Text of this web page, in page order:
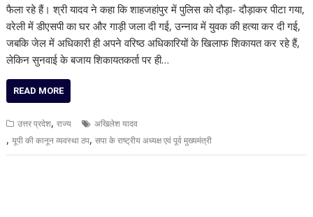
फैला रहे हैं। श्री यादव ने कहा कि शाहजहांपुर में पुलिस को दौड़ा- दौड़ाकर पीटा गया,
वरेली में डीएसपी का घर और गाड़ी जला दी गई, उन्नाव में युवक की हत्या कर दी गई,
जबकि जेल में अधिकारी ही अपने वरिष्ठ अधिकारियों के खिलाफ शिकायत कर रहे हैं,
लेकिन सुनवाई के बजाय शिकायतकर्ता पर ही…
READ MORE
उत्तर प्रदेश,राज्य अखिलेश यादव
,यूपी की कानून व्यवस्था ठप,सपा के राष्ट्रीय अध्यक्ष एवं पूर्व मुख्यमंत्री